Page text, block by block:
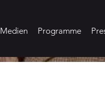
Medien Programme